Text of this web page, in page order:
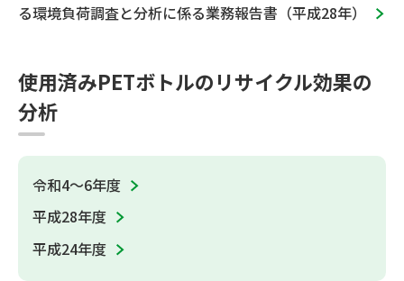
る環境負荷調査と分析に係る業務報告書（平成28年）
使用済みPETボトルのリサイクル効果の
分析
令和4～6年度
平成28年度
平成24年度